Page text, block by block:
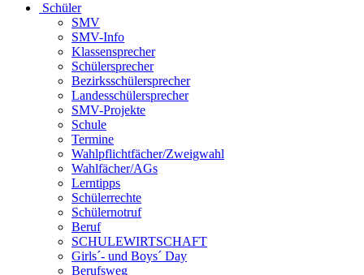
Schüler
SMV
SMV-Info
Klassensprecher
Schülersprecher
Bezirksschülersprecher
Landesschülersprecher
SMV-Projekte
Schule
Termine
Wahlpflichtfächer/Zweigwahl
Wahlfächer/AGs
Lerntipps
Schülerrechte
Schülernotruf
Beruf
SCHULEWIRTSCHAFT
Girls´- und Boys´ Day
Berufsweg